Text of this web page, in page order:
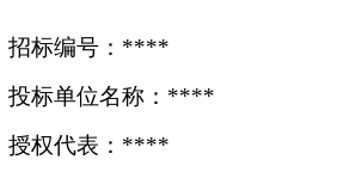
招标编号：****
投标单位名称：****
授权代表：****